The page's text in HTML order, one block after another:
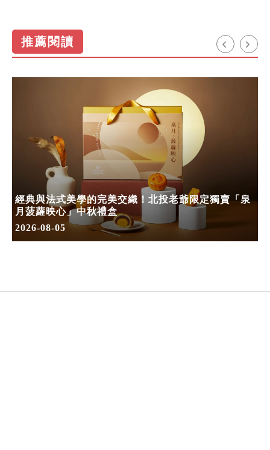
推薦閱讀
經典與法式美學的完美交織！北投老爺限定獨賣「泉
月菠蘿映心」中秋禮盒
2026-08-05